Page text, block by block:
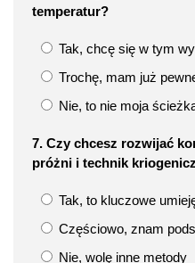
temperatur?
Tak, chcę się w tym
Trochę, mam już
Nie, to nie moja
7. Czy chcesz rozwijać
próżni i technik
Tak, to kluczowe
Częściowo, znam
Nie, wolę inne metody